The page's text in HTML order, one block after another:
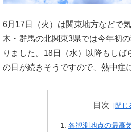
6月17日（火）は関東地方などで
木・群馬の北関東3県では今年初
りました。18日（水）以降もしば
の日が続きそうですので、熱中症
目次
各観測地点の最高